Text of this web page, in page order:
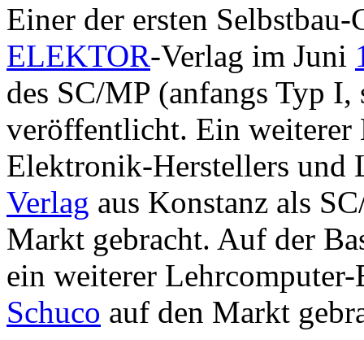
Einer der ersten
ELEKTOR-Verlag im Juni
des SC/MP (anfangs Typ
veröffentlicht. Ein weiterer
Elektronik-Herstellers und
Verlag aus Konstanz als
Markt gebracht. Auf der
ein weiterer
Schuco auf den Markt